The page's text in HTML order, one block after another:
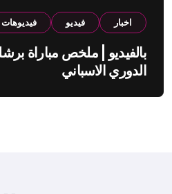
اخبار فيديو فيديوهات
الدوري الاسباني